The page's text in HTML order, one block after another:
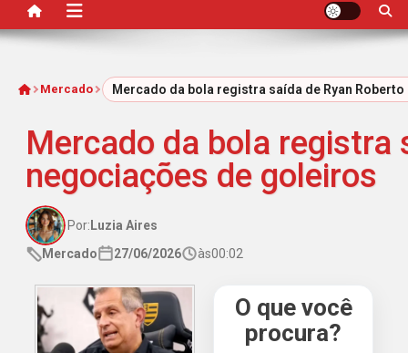
InícioMercado Mercado da bola registra saída de Ryan
Mercado da bola registra
negociações de goleiros
Por: Luzia Aires
Mercado
27/06/2026 às00:02
O que você
procura?